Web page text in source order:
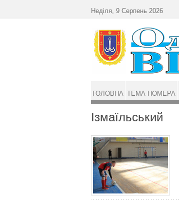
Ізмаїльський
Неділя, 9 Серпень 2026
ГОЛОВНА ТЕМА НОМЕРА